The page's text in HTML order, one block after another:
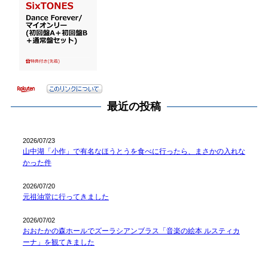
最近の投稿
山中湖「小作」で有名なほうとうを食べに行ったら、まさかの入れな
かった件
2026/07/23
元祖油堂に行ってきました
2026/07/20
おおたかの森ホールでズーラシアンブラス「音楽の絵本 ルスティカ
ーナ」を観てきました
2026/07/02